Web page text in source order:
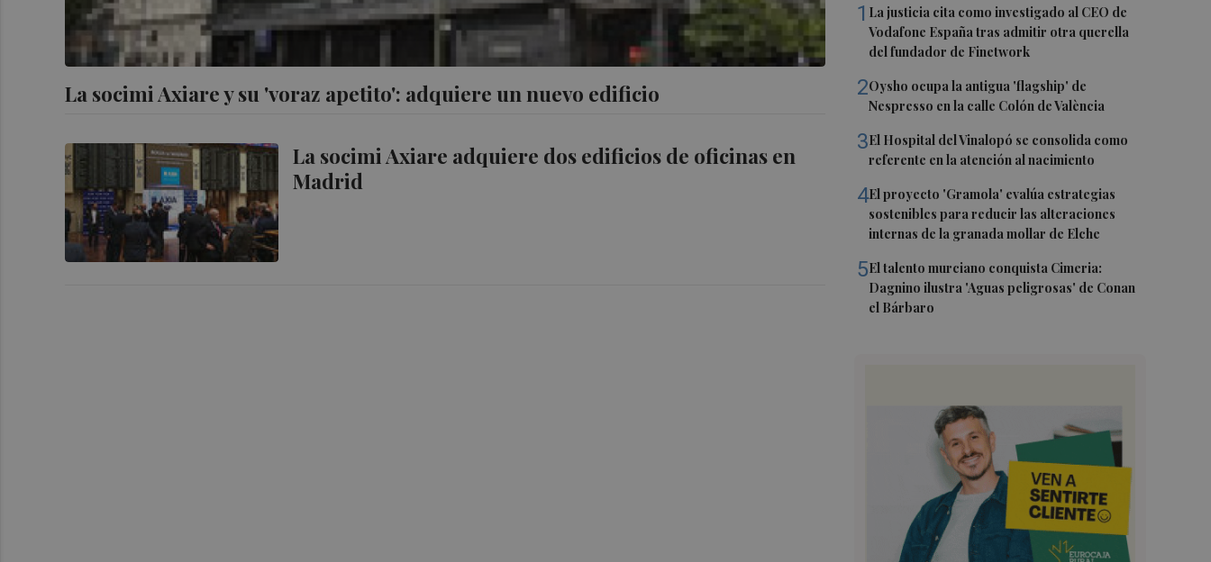
La socimi Axiare y su 'voraz apetito': adquiere un nuevo edificio
La socimi Axiare adquiere dos edificios de oficinas en
Madrid
1 La justicia cita como investigado al CEO de
Vodafone España tras admitir otra querella
del fundador de Finetwork
2Oysho ocupa la antigua 'flagship' de
Nespresso en la calle Colón de València
3El Hospital del Vinalopó se consolida como
referente en la atención al nacimiento
4El proyecto 'Gramola' evalúa estrategias
sostenibles para reducir las alteraciones
internas de la granada mollar de Elche
5El talento murciano conquista Cimeria:
Dagnino ilustra 'Aguas peligrosas' de Conan
el Bárbaro